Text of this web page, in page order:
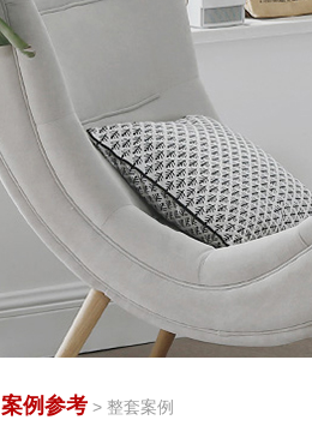
案例参考 > 整套案例